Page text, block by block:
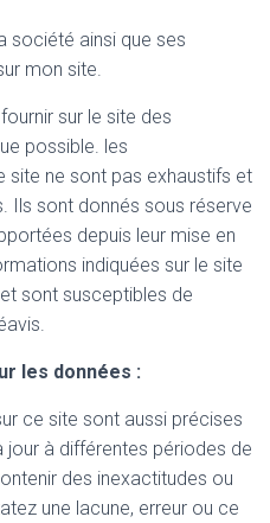
société ainsi que ses
mon site.
sur le site des
possible. les
site ne sont pas exhaustifs et
Ils sont donnés sous réserve
depuis leur mise en
indiquées sur le site
sont susceptibles de
les données :
ce site sont aussi précises
jour à différentes périodes de
des inexactitudes ou
une lacune, erreur ou ce